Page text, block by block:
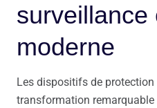
surveillance
moderne
Les dispositifs de
transformation remarquable